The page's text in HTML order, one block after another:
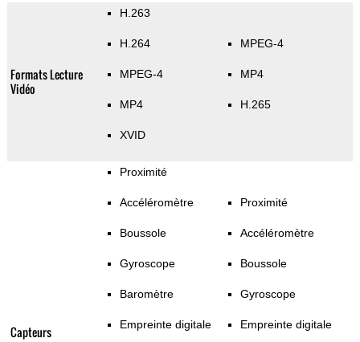
Formats Lecture
Vidéo
H.263
H.264
MPEG-4
MP4
XVID
MPEG-4
MP4
H.265
Capteurs
Proximité
Accéléromètre
Boussole
Gyroscope
Baromètre
Empreinte digitale
Proximité
Accéléromètre
Boussole
Gyroscope
Empreinte digitale